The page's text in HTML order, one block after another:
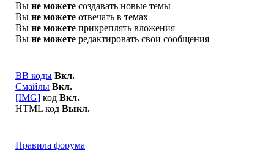
Вы не можете создавать новые темы
Вы не можете отвечать в темах
Вы не можете прикреплять вложения
Вы не можете редактировать свои сообщения
BB коды Вкл.
Смайлы Вкл.
[IMG] код Вкл.
HTML код Выкл.
Правила форума